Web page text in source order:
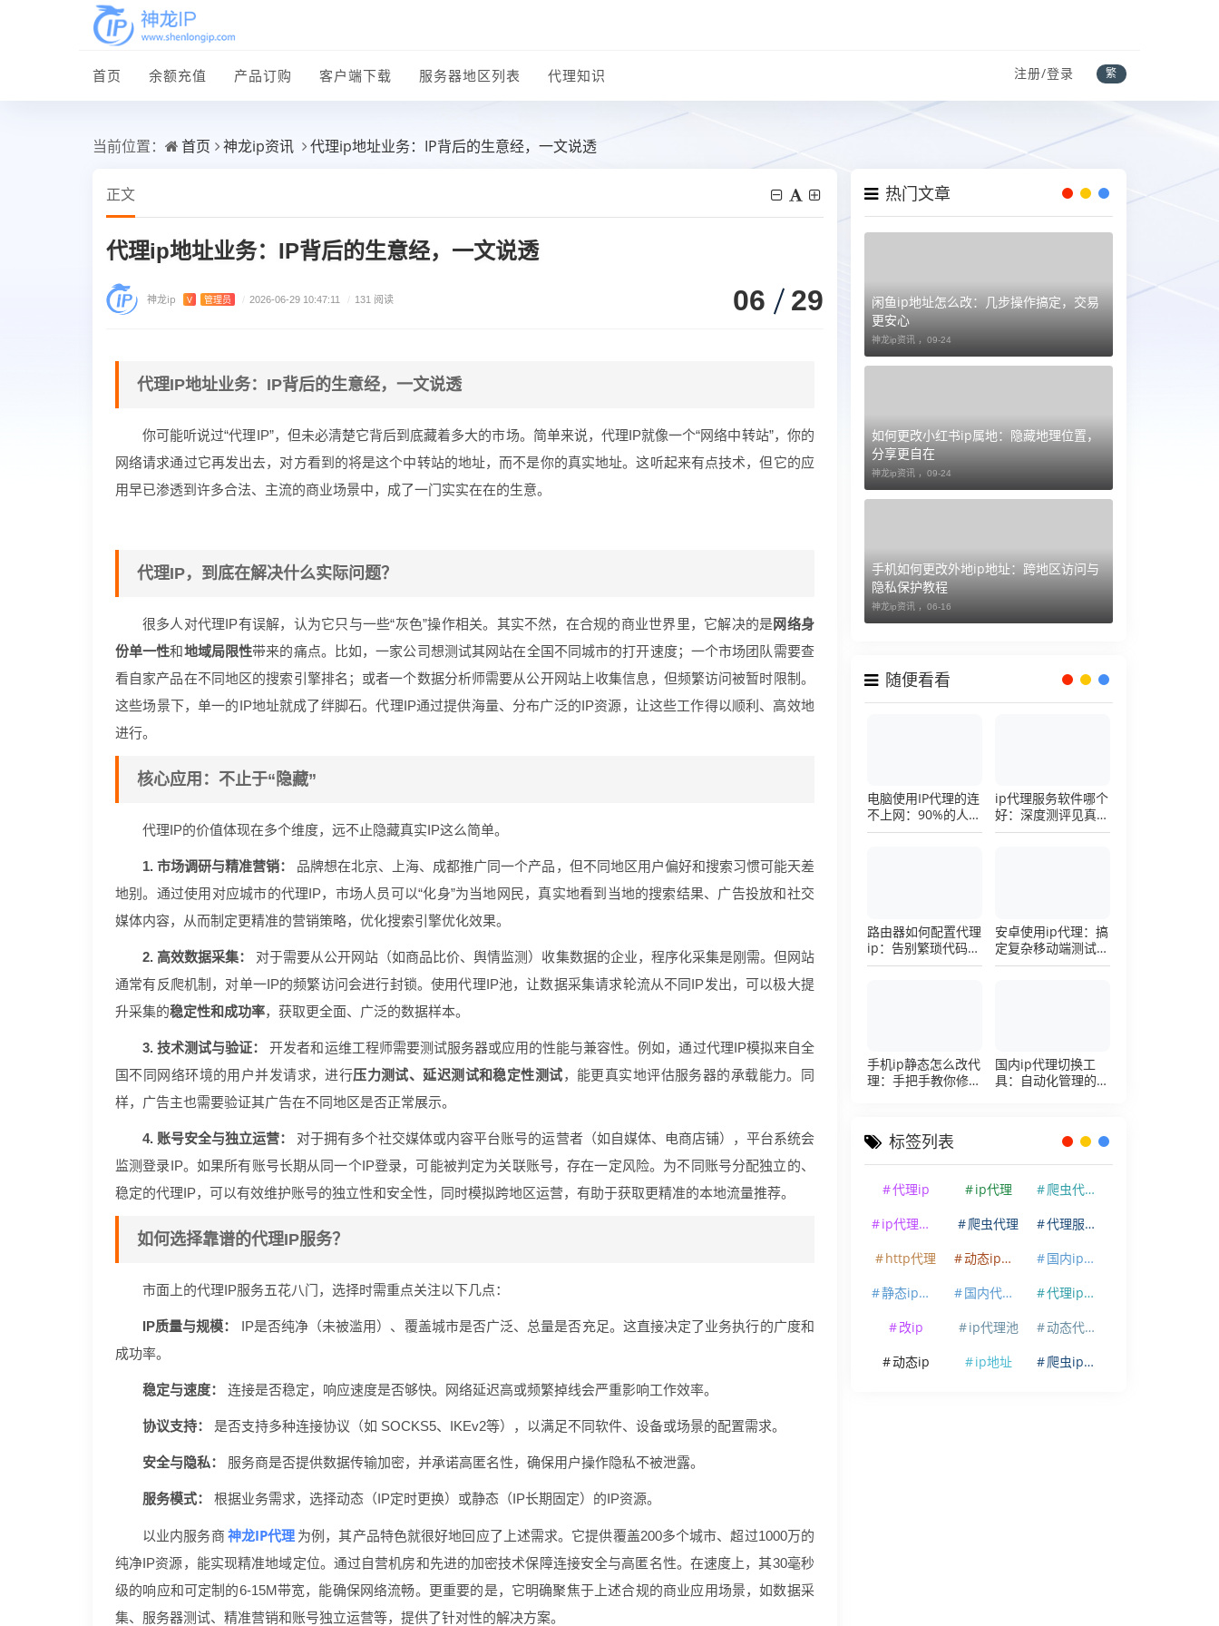
首页 余额充值 产品订购 客户端下载 服务器地区列表 代理知识 注册/登录 繁
当前位置： 首页 神龙ip资讯 代理ip地址业务：IP背后的生意经，一文说透
正文
代理ip地址业务：IP背后的生意经，一文说透
神龙ip V 管理员 / 2026-06-29 10:47:11 / 131 阅读 06 29
代理IP地址业务：IP背后的生意经，一文说透
你可能听说过“代理IP”，但未必清楚它背后到底藏着多大的市场。简单来说，代理IP就像一个“网络中转站”，你的
网络请求通过它再发出去，对方看到的将是这个中转站的地址，而不是你的真实地址。这听起来有点技术，但它的应
用早已渗透到许多合法、主流的商业场景中，成了一门实实在在的生意。
代理IP，到底在解决什么实际问题？
很多人对代理IP有误解，认为它只与一些“灰色”操作相关。其实不然，在合规的商业世界里，它解决的是网络身
份单一性和地域局限性带来的痛点。比如，一家公司想测试其网站在全国不同城市的打开速度；一个市场团队需要查
看自家产品在不同地区的搜索引擎排名；或者一个数据分析师需要从公开网站上收集信息，但频繁访问被暂时限制。
这些场景下，单一的IP地址就成了绊脚石。代理IP通过提供海量、分布广泛的IP资源，让这些工作得以顺利、高效地
进行。
核心应用：不止于“隐藏”
代理IP的价值体现在多个维度，远不止隐藏真实IP这么简单。
1. 市场调研与精准营销：
品牌想在北京、上海、成都推广同一个产品，但不同地区用户偏好和搜索习惯可能天差
地别。通过使用对应城市的代理IP，市场人员可以“化身”为当地网民，真实地看到当地的搜索结果、广告投放和社交
媒体内容，从而制定更精准的营销策略，优化搜索引擎优化效果。
2. 高效数据采集：
对于需要从公开网站（如商品比价、舆情监测）收集数据的企业，程序化采集是刚需。但网站
通常有反爬机制，对单一IP的频繁访问会进行封锁。使用代理IP池，让数据采集请求轮流从不同IP发出，可以极大提
升采集的稳定性和成功率，获取更全面、广泛的数据样本。
3. 技术测试与验证：
开发者和运维工程师需要测试服务器或应用的性能与兼容性。例如，通过代理IP模拟来自全
国不同网络环境的用户并发请求，进行压力测试、延迟测试和稳定性测试，能更真实地评估服务器的承载能力。同
样，广告主也需要验证其广告在不同地区是否正常展示。
4. 账号安全与独立运营：
对于拥有多个社交媒体或内容平台账号的运营者（如自媒体、电商店铺），平台系统会
监测登录IP。如果所有账号长期从同一个IP登录，可能被判定为关联账号，存在一定风险。为不同账号分配独立的、
稳定的代理IP，可以有效维护账号的独立性和安全性，同时模拟跨地区运营，有助于获取更精准的本地流量推荐。
如何选择靠谱的代理IP服务？
市面上的代理IP服务五花八门，选择时需重点关注以下几点：
IP质量与规模：
IP是否纯净（未被滥用）、覆盖城市是否广泛、总量是否充足。这直接决定了业务执行的广度和
成功率。
稳定与速度： 连接是否稳定，响应速度是否够快。网络延迟高或频繁掉线会严重影响工作效率。
协议支持： 是否支持多种连接协议（如 SOCKS5、IKEv2等），以满足不同软件、设备或场景的配置需求。
安全与隐私： 服务商是否提供数据传输加密，并承诺高匿名性，确保用户操作隐私不被泄露。
服务模式： 根据业务需求，选择动态（IP定时更换）或静态（IP长期固定）的IP资源。
以业内服务商 神龙IP代理 为例，其产品特色就很好地回应了上述需求。它提供覆盖200多个城市、超过1000万的
纯净IP资源，能实现精准地域定位。通过自营机房和先进的加密技术保障连接安全与高匿名性。在速度上，其30毫秒
级的响应和可定制的6-15M带宽，能确保网络流畅。更重要的是，它明确聚焦于上述合规的商业应用场景，如数据采
集、服务器测试、精准营销和账号独立运营等，提供了针对性的解决方案。
热门文章
闲鱼ip地址怎么改：几步操作搞定，交易
更安心
神龙ip资讯 ， 09-24
如何更改小红书ip属地：隐藏地理位置，
分享更自在
神龙ip资讯 ， 09-24
手机如何更改外地ip地址：跨地区访问与
隐私保护教程
神龙ip资讯 ， 06-16
随便看看
电脑使用IP代理的连
不上网：90%的人踩
过这个坑，一招修复
ip代理服务软件哪个
好：深度测评见真
章，帮你把钱花在刀
路由器如何配置代理
ip：告别繁琐代码，
详解底层配置逻辑
安卓使用ip代理：搞
定复杂移动端测试环
境的超详细配置手册
手机ip静态怎么改代
理：手把手教你修改
国内ip代理切换工
具：自动化管理的效
标签列表
代理ip ip代理
爬虫代理ip
ip代理软件
爬虫代理
代理服务器
http代理
动态ip代理
国内ip代理
静态ip代理
国内代理ip
代理ip软件
改ip
ip代理池
动态代理ip
动态ip
ip地址 爬虫ip代理